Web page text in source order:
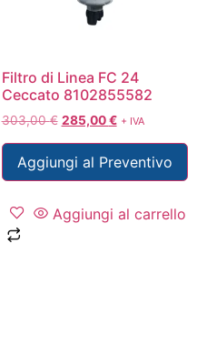
Filtro di Linea FC 24
Ceccato 8102855582
303,00€ 285,00€ + IVA
Aggiungi al Preventivo
Aggiungi al carrello